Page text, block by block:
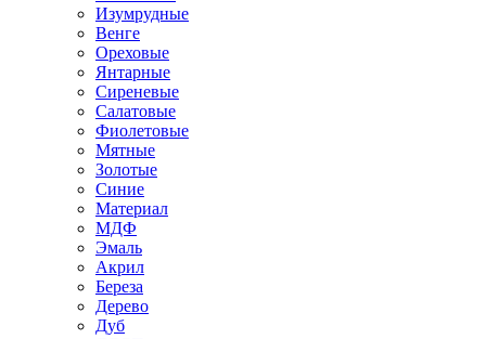
Изумрудные
Венге
Ореховые
Янтарные
Сиреневые
Салатовые
Фиолетовые
Мятные
Золотые
Синие
Материал
МДФ
Эмаль
Акрил
Береза
Дерево
Дуб